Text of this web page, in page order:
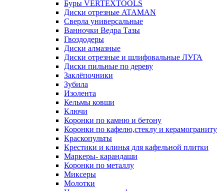
Буры VERTEXTOOLS
Диски отрезные ATAMAN
Сверла универсальные
Ванночки Ведра Тазы
Гвоздодеры
Диски алмазные
Диски отрезные и шлифовальные ЛУГА
Диски пильные по дереву
Заклёпочники
Зубила
Изолента
Кельмы ковши
Ключи
Коронки по камню и бетону
Коронки по кафелю,стеклу и керамограниту
Краскопульты
Крестики и клинья для кафельной плитки
Маркеры- карандаши
Коронки по металлу
Миксеры
Молотки